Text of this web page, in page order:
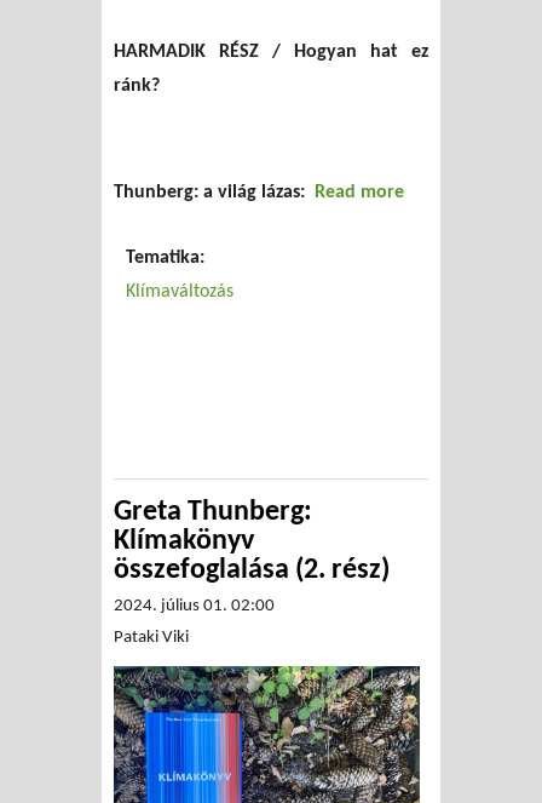
HARMADIK RÉSZ / Hogyan hat ez
ránk?
Thunberg: a világ lázas: Read more
Tematika:
Klímaváltozás
Greta Thunberg:
Klímakönyv
összefoglalása (2. rész)
2024. július 01. 02:00
Pataki Viki